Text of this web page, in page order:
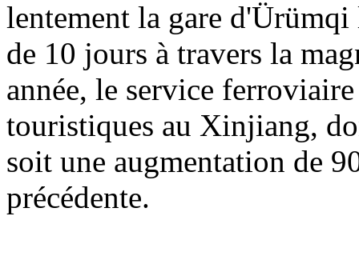
lentement la gare
de 10 jours à travers la
année, le service
touristiques au Xinjiang,
soit une augmentation de
précédente.